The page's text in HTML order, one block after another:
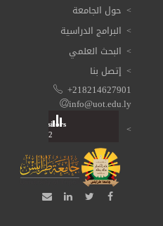
حول الجامعة
البرامج الدراسية
البحث العلمي
إتصل بنا
+218214627901
info@uot.edu.ly
Total: 3 608 652
Visitors